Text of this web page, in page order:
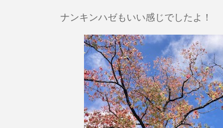
ナンキンハゼもいい感じでしたよ！